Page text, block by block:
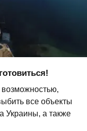
все объекты
Украины, а также